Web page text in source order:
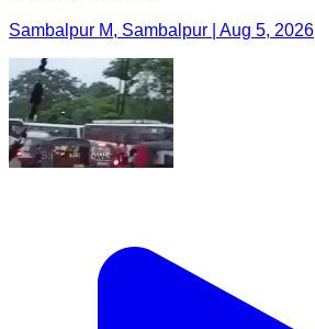
Sambalpur M, Sambalpur | Aug 5, 2026